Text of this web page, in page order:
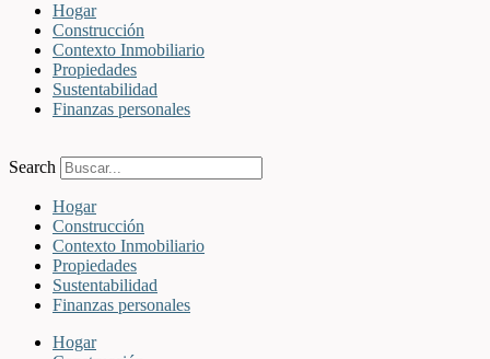
Hogar
Construcción
Contexto Inmobiliario
Propiedades
Sustentabilidad
Finanzas personales
Search
Hogar
Construcción
Contexto Inmobiliario
Propiedades
Sustentabilidad
Finanzas personales
Hogar